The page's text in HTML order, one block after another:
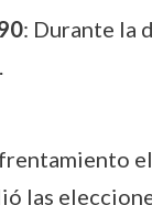
: Durante la
las